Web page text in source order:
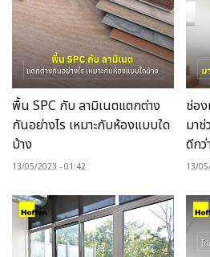
พื้น SPC กับ ลามิเนตแตกต่าง
กันอย่างไร เหมาะกับห้องแบบใด
บ้าง
13/05/2023 01:42
ช่อ
มา
ดีกว่
13/